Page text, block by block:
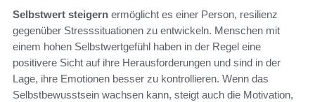
Selbstwert steigern ermöglicht es einer Person, resilienz
gegenüber Stresssituationen zu entwickeln. Menschen mit
einem hohen Selbstwertgefühl haben in der Regel eine
positivere Sicht auf ihre Herausforderungen und sind in der
Lage, ihre Emotionen besser zu kontrollieren. Wenn das
Selbstbewusstsein wachsen kann, steigt auch die Motivation,